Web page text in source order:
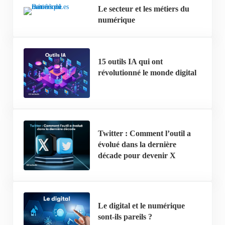
Le secteur et les métiers du
numérique
15 outils IA qui ont
révolutionné le monde digital
Twitter : Comment l’outil a
évolué dans la dernière
décade pour devenir X
Le digital et le numérique
sont-ils pareils ?